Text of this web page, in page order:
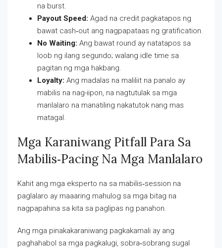
na burst.
Payout Speed: Agad na credit pagkatapos ng
bawat cash‑out ang nagpapataas ng gratification.
No Waiting: Ang bawat round ay natatapos sa
loob ng ilang segundo; walang idle time sa
pagitan ng mga hakbang.
Loyalty: Ang madalas na maliliit na panalo ay
mabilis na nag-iipon, na nagtutulak sa mga
manlalaro na manatiling nakatutok nang mas
matagal.
Mga Karaniwang Pitfall Para Sa
Mabilis‑Pacing Na Mga Manlalaro
Kahit ang mga eksperto na sa mabilis‑session na
paglalaro ay maaaring mahulog sa mga bitag na
nagpapahina sa kita sa paglipas ng panahon.
Ang mga pinakakaraniwang pagkakamali ay ang
paghahabol sa mga pagkalugi, sobra‑sobrang sugal